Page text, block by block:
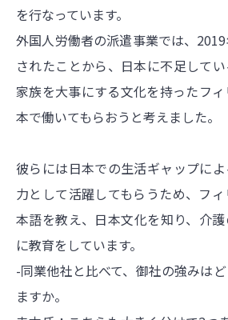
を行なっています。
外国人労働者の派遣事業では、
されたことから、日本に不足してい
家族を大事にする文化を持ったフ
本で働いてもらおうと考えました。
彼らには日本での生活ギャップに
力として活躍してもらうため、フ
本語を教え、日本文化を知り、介
に教育をしています。
-同業他社と比べて、御社の強みは
ますか。